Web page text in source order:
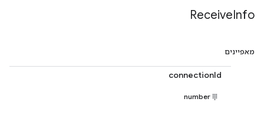
ReceiveInfo
מאפיינים
connectionId
number